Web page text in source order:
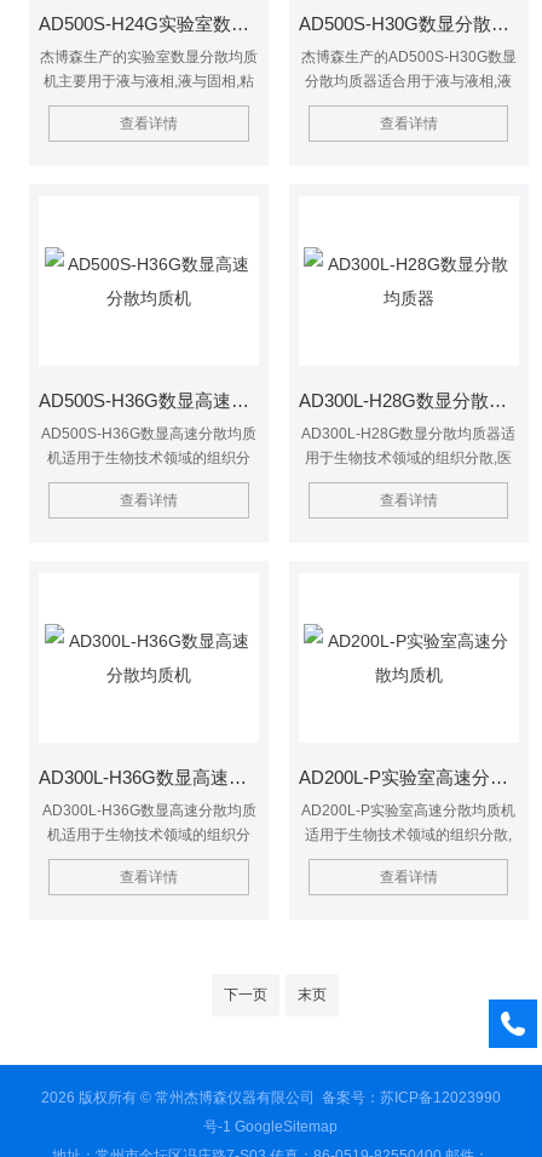
AD500S-H24G实验室数显分散均质机
杰博森生产的实验室数显分散均质
机主要用于液与液相,液与固相,粘
度低于0.2Pa.s的液体物料实验.能
使实验介质在料液中挤压,强冲击
查看详情
AD500S-H30G数显分散均质器
杰博森生产的AD500S-H30G数显
分散均质器适合用于液与液相,液
与固相,粘度低于0.2Pa.s的液体物
料实验.能使实验介质在料液中挤
化妆品工业,油漆工业和石油化工
等.
查看详情
AD500S-H36G数显高速分散均质机
AD500S-H36G数显高速分散均质
机适用于生物技术领域的组织分
散,医药领域的样品准备,食品工业
的酶处理以及在制药工业,化妆品
查看详情
AD300L-H28G数显分散均质器
AD300L-H28G数显分散均质器适
用于生物技术领域的组织分散,医
药领域的样品准备,食品工业的酶
处理以及在制药工业,化妆品工业,
查看详情
AD300L-H36G数显高速分散均质机
AD300L-H36G数显高速分散均质
机适用于生物技术领域的组织分
散,医药领域的样品准备,食品工业
的酶处理以及在制药工业,化妆品
查看详情
AD200L-P实验室高速分散均质机
AD200L-P实验室高速分散均质机
适用于生物技术领域的组织分散,
医药领域的样品准备,食品工业的
酶处理以及在制药工业,化妆品工
查看详情
下一页 末页
2026 版权所有 © 常州杰博森仪器有限公司 备案号：苏ICP备12023990
号-1 GoogleSitemap